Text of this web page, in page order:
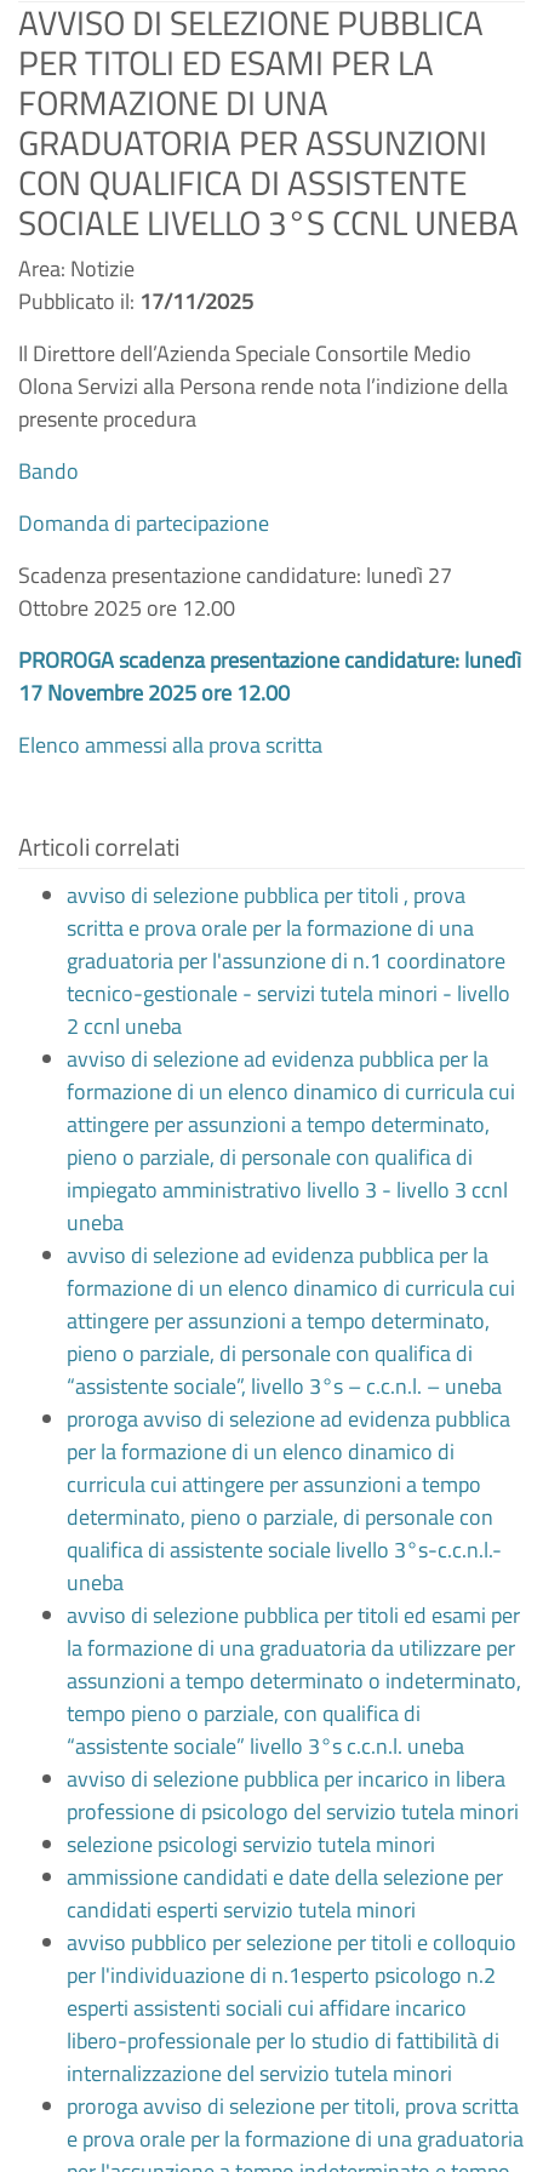
AVVISO DI SELEZIONE PUBBLICA
PER TITOLI ED ESAMI PER LA
FORMAZIONE DI UNA
GRADUATORIA PER ASSUNZIONI
CON QUALIFICA DI ASSISTENTE
SOCIALE LIVELLO 3°S CCNL UNEBA
Area: Notizie
Pubblicato il: 17/11/2025
Il Direttore dell’Azienda Speciale Consortile Medio
Olona Servizi alla Persona rende nota l’indizione della
presente procedura
Bando
Domanda di partecipazione
Scadenza presentazione candidature: lunedì 27
Ottobre 2025 ore 12.00
PROROGA scadenza presentazione candidature: lunedì
17 Novembre 2025 ore 12.00
Elenco ammessi alla prova scritta
Articoli correlati
avviso di selezione pubblica per titoli , prova
scritta e prova orale per la formazione di una
graduatoria per l'assunzione di n.1 coordinatore
tecnico-gestionale - servizi tutela minori - livello
2 ccnl uneba
avviso di selezione ad evidenza pubblica per la
formazione di un elenco dinamico di curricula cui
attingere per assunzioni a tempo determinato,
pieno o parziale, di personale con qualifica di
impiegato amministrativo livello 3 - livello 3 ccnl
uneba
avviso di selezione ad evidenza pubblica per la
formazione di un elenco dinamico di curricula cui
attingere per assunzioni a tempo determinato,
pieno o parziale, di personale con qualifica di
“assistente sociale”, livello 3°s – c.c.n.l. – uneba
proroga avviso di selezione ad evidenza pubblica
per la formazione di un elenco dinamico di
curricula cui attingere per assunzioni a tempo
determinato, pieno o parziale, di personale con
qualifica di assistente sociale livello 3°s-c.c.n.l.-
uneba
avviso di selezione pubblica per titoli ed esami per
la formazione di una graduatoria da utilizzare per
assunzioni a tempo determinato o indeterminato,
tempo pieno o parziale, con qualifica di
“assistente sociale” livello 3°s c.c.n.l. uneba
avviso di selezione pubblica per incarico in libera
professione di psicologo del servizio tutela minori
selezione psicologi servizio tutela minori
ammissione candidati e date della selezione per
candidati esperti servizio tutela minori
avviso pubblico per selezione per titoli e colloquio
per l'individuazione di n.1esperto psicologo n.2
esperti assistenti sociali cui affidare incarico
libero-professionale per lo studio di fattibilità di
internalizzazione del servizio tutela minori
proroga avviso di selezione per titoli, prova scritta
e prova orale per la formazione di una graduatoria